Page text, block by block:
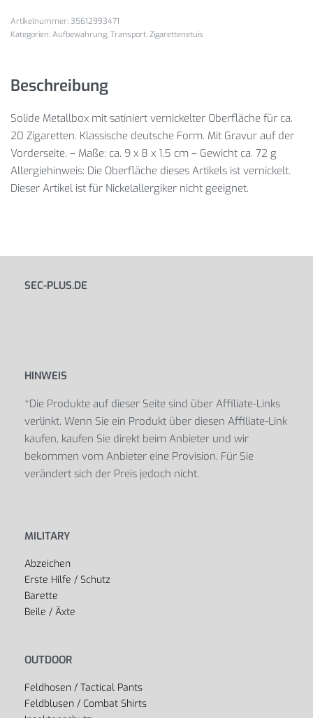
35612993471
Kategorien: Aufbewahrung, Transport, Zigarettenetuis
Beschreibung
Solide Metallbox mit satiniert vernickelter Oberfläche für ca.
20 Zigaretten. Klassische deutsche Form. Mit Gravur auf der
Vorderseite. – Maße: ca. 9 x 8 x 1,5 cm – Gewicht ca. 72 g
Allergiehinweis: Die Oberfläche dieses Artikels ist vernickelt.
Dieser Artikel ist für Nickelallergiker nicht geeignet.
SEC-PLUS.DE
HINWEIS
*Die Produkte auf dieser Seite sind über Affiliate-Links
verlinkt. Wenn Sie ein Produkt über diesen Affiliate-Link
kaufen, kaufen Sie direkt beim Anbieter und wir
bekommen vom Anbieter eine Provision. Für Sie
verändert sich der Preis jedoch nicht.
MILITARY
Abzeichen
Erste Hilfe / Schutz
Barette
Beile / Äxte
OUTDOOR
Feldhosen / Tactical Pants
Feldblusen / Combat Shirts